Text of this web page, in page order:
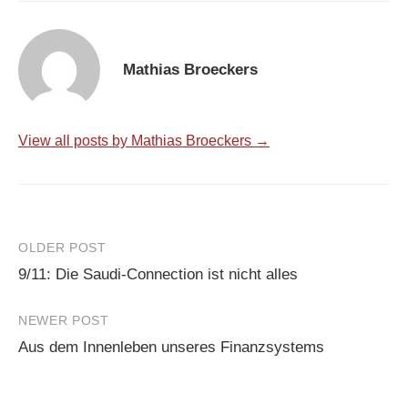
Mathias Broeckers
View all posts by Mathias Broeckers →
Post
navigation
OLDER POST
9/11: Die Saudi-Connection ist nicht alles
NEWER POST
Aus dem Innenleben unseres Finanzsystems